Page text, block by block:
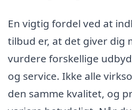
En vigtig fordel ved at
tilbud er, at det giver dig
vurdere forskellige
og service. Ikke alle
den samme kvalitet, og